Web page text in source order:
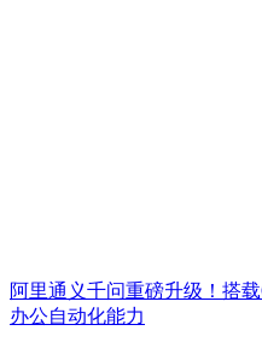
阿里通义千问重磅升级！搭
办公自动化能力